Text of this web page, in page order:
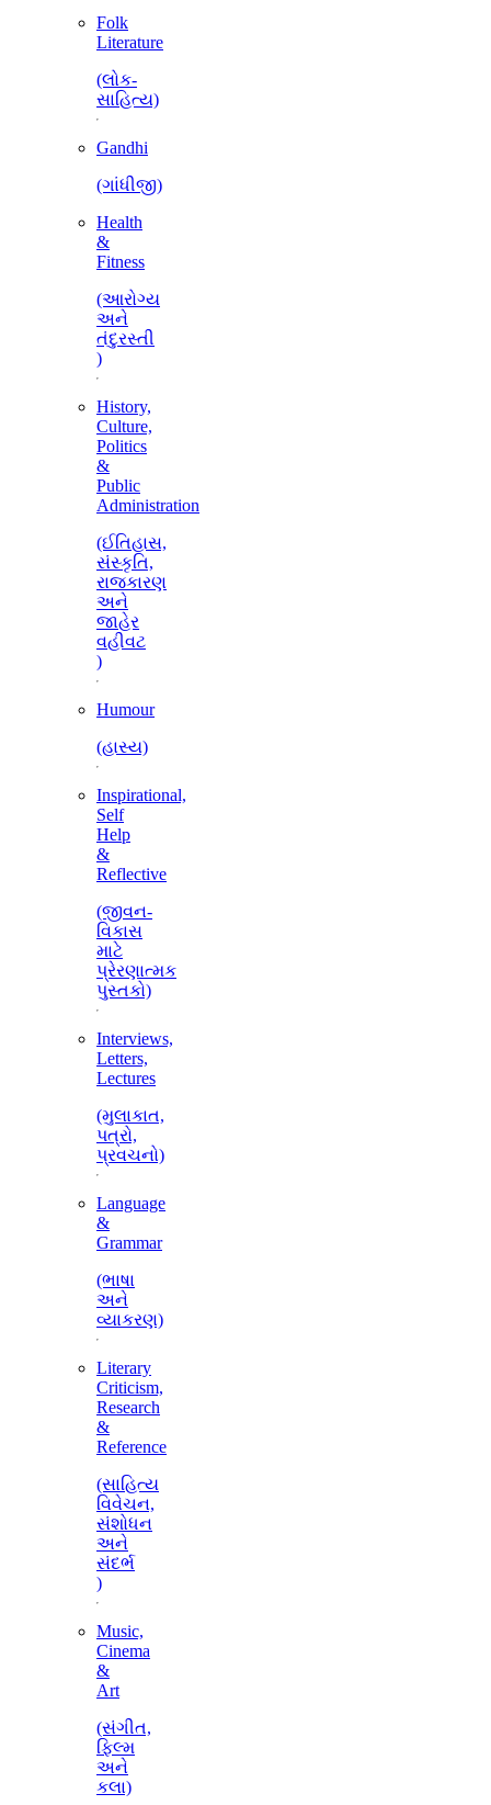
Folk
Literature
(લોક-
સાહિત્ય)
Gandhi
(ગાંધીજી)
Health
&
Fitness
(આરોગ્ય
અને
તંદુરસ્તી
)
History,
Culture,
Politics
&
Public
Administration
(ઈતિહાસ,
સંસ્કૃતિ,
રાજકારણ
અને
જાહેર
વહીવટ
)
Humour
(હાસ્ય)
Inspirational,
Self
Help
&
Reflective
(જીવન-
વિકાસ
માટે
પ્રેરણાત્મક
પુસ્તકો)
Interviews,
Letters,
Lectures
(મુલાકાત,
પત્રો,
પ્રવચનો)
Language
&
Grammar
(ભાષા
અને
વ્યાકરણ)
Literary
Criticism,
Research
&
Reference
(સાહિત્ય
વિવેચન,
સંશોધન
અને
સંદર્ભ
)
Music,
Cinema
&
Art
(સંગીત,
ફિલ્મ
અને
કલા)